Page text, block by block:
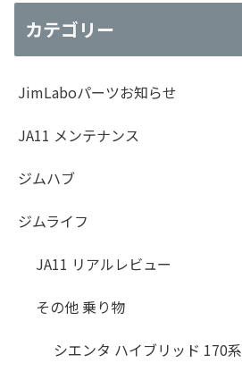
カテゴリー
JimLaboパーツお知らせ
JA11 メンテナンス
ジムハブ
ジムライフ
JA11 リアルレビュー
その他 乗り物
シエンタ ハイブリッド 170系